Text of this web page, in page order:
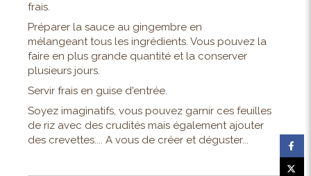
frais.
Préparer la sauce au gingembre en
mélangeant tous les ingrédients. Vous pouvez la
faire en plus grande quantité et la conserver
plusieurs jours.
Servir frais en guise d'entrée.
Soyez imaginatifs, vous pouvez garnir ces feuilles
de riz avec des crudités mais également ajouter
des crevettes.... A vous de créer et déguster...